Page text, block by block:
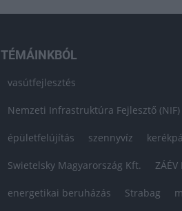
TÉMÁINKBÓL
vasútfejlesztés
Nemzeti Infrastruktúra Fejlesztő (NIF)
épületfelújítás szennyvíz
Swietelsky Magyarország Kft.
energetikai beruházás Strabag